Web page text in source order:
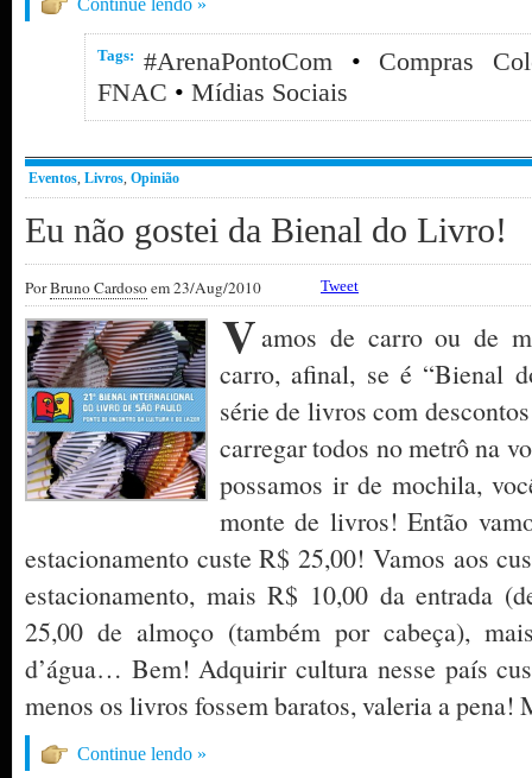
Continue lendo »
Tags: #ArenaPontoCom • Compras
FNAC • Mídias Sociais
Eventos, Livros, Opinião
Eu não gostei da Bienal do Livro!
PorBruno Cardosoem 23/Aug/2010 Tweet
Vamos de carro ou de
carro, afinal, se é “Bienal
série de livros com
carregar todos no metrô na
possamos ir de mochila,
monte de livros! Então
estacionamento custe R$ 25,00! Vamos aos
estacionamento, mais R$ 10,00 da entrada
25,00 de almoço (também por cabeça),
d’água… Bem! Adquirir cultura nesse país
menos os livros fossem baratos, valeria a pena!
Continue lendo »